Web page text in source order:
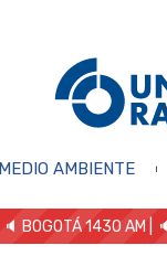
MEDIO AMBIENTE
BOGOTÁ 1430 AM |